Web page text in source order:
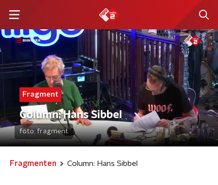
Fragment
Column: Hans Sibbel
foto:fragment
Fragmenten Column: Hans Sibbel